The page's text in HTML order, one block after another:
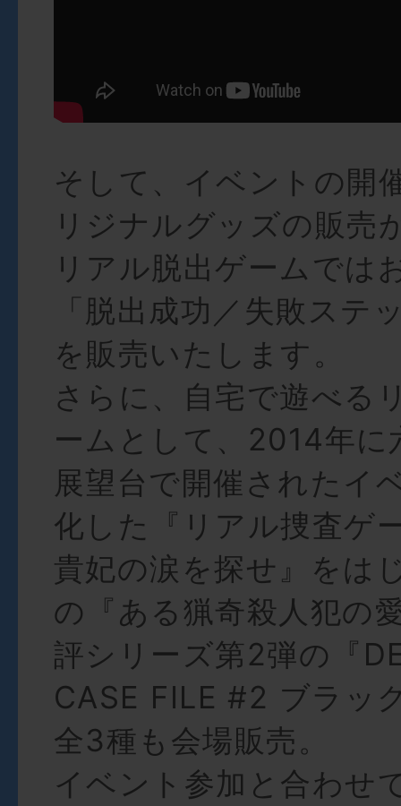
そして、イベントの開
リジナルグッズの販売
リアル脱出ゲームでは
「脱出成功／失敗ステ
を販売いたします。
さらに、自宅で遊べる
ームとして、2014年に
展望台で開催されたイ
化した『リアル捜査ゲ
貴妃の涙を探せ』をは
の『ある猟奇殺人犯の
評シリーズ第2弾の『
CASE FILE #2 ブラッ
全3種も会場販売。
イベント参加と合わせ